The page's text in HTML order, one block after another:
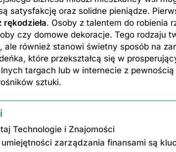
satysfakcję oraz solidne pieniądze.
rękodzieła. Osoby z talentem do robienia
czy domowe dekoracje. Tego rodzaju
ale również stanowi świetny sposób na
które przekształcą się w
targach lub w internecie z
sztuki.
Technologie i Znajomości
zarządzania finansami są